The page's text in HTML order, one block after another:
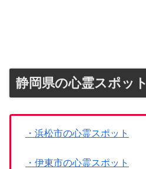
静岡県の心霊スポット
・浜松市の心霊スポット
・伊東市の心霊スポット